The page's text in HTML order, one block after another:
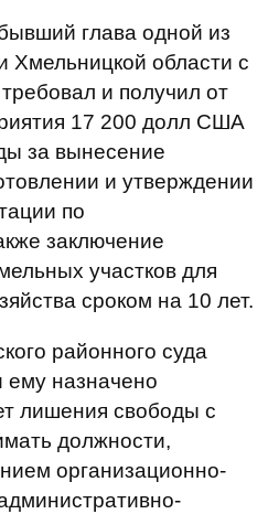
глава одной из
Хмельницкой области с
и получил от
17 200 долл США
за вынесение
и утверждении
по
заключение
участков для
сроком на 10 лет.
районного суда
ему назначено
лишения свободы с
должности,
организационно-